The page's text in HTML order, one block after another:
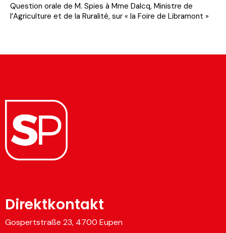
Question orale de M. Spies à Mme Dalcq, Ministre de
l’Agriculture et de la Ruralité, sur « la Foire de Libramont »
Direktkontakt
Gospertstraße 23, 4700 Eupen